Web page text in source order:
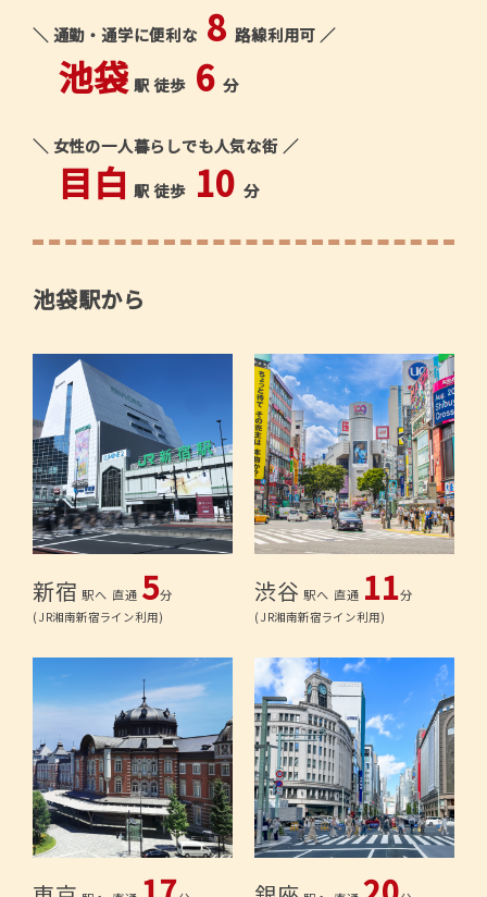
＼ 通勤・通学に便利な 8路線利用可 ／
池袋駅 徒歩 6分
＼ 女性の一人暮らしでも人気な街 ／
目白 駅 徒歩 10分
池袋駅から
新宿 駅へ 直通 5分
(JR湘南新宿ライン利用)
渋谷 駅へ 直通 11分
(JR湘南新宿ライン利用)